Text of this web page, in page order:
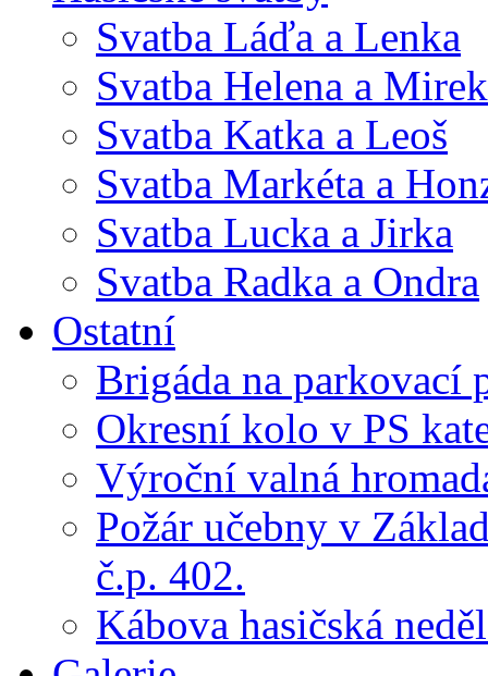
Svatba Láďa a Lenka
Svatba Helena a Mirek
Svatba Katka a Leoš
Svatba Markéta a
Svatba Lucka a Jirka
Svatba Radka a Ondra
Ostatní
Brigáda na parkovací
Okresní kolo v PS
Výroční valná
Požár učebny v
č.p. 402.
Kábova hasičská